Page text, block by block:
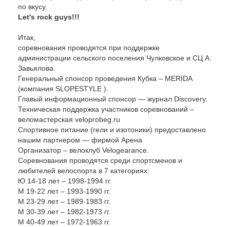
по вкусу.
Let's rock guys!!!
Итак,
соревнования проводятся при поддержке
администрации сельского поселения Чулковское и СЦ А.
Завьялова.
Генеральный спонсор проведения Кубка – MERIDA
(компания SLOPESTYLE ).
Главый информационный спонсор — журнал Discovery.
Техническая поддержка участников соревнований –
веломастерская veloprobeg.ru
Спортивное питание (гели и изотоники) предоставлено
нашим партнером — фирмой Арена
Организатор – велоклуб Velogearance.
Соревнования проводятся среди спортсменов и
любителей велоспорта в 7 категориях:
Ю 14-18 лет – 1998-1994 гг.
М 19-22 лет – 1993-1990 гг.
М 23-29 лет – 1989-1983 гг.
М 30-39 лет – 1982-1973 гг.
М 40-49 лет – 1972-1963 гг.